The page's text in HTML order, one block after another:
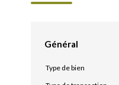
Général
Type de bien